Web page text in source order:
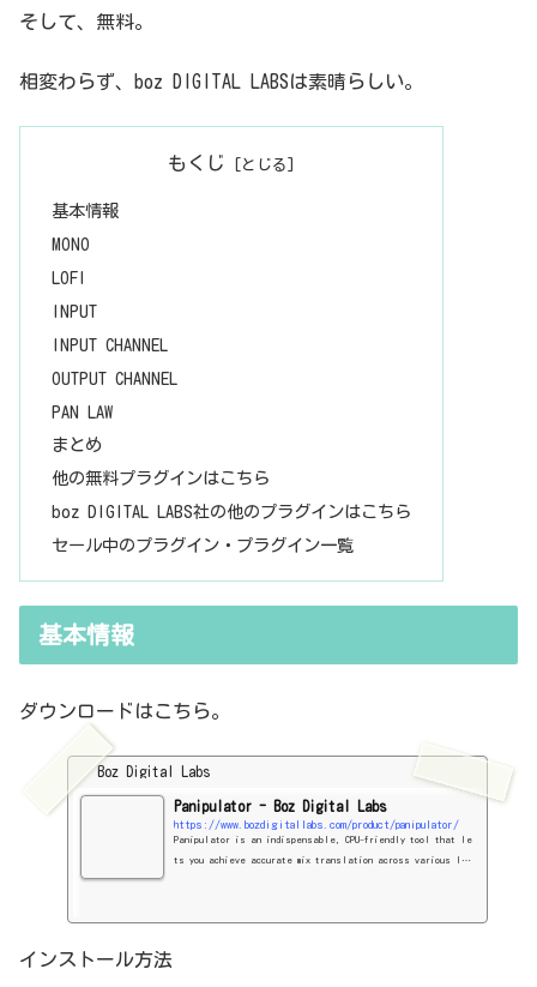
そして、無料。
相変わらず、boz DIGITAL LABSは素晴らしい。
もくじ
基本情報
MONO
LOFI
INPUT
INPUT CHANNEL
OUTPUT CHANNEL
PAN LAW
まとめ
他の無料プラグインはこちら
boz DIGITAL LABS社の他のプラグインはこちら
セール中のプラグイン・プラグイン一覧
基本情報
ダウンロードはこちら。
Boz Digital Labs
Panipulator - Boz Digital Labs
https://www.bozdigitallabs.com/product/panipulator/
Panipulator is an indispensable, CPU-friendly tool that le
ts you achieve accurate mix translation across various les
インストール方法